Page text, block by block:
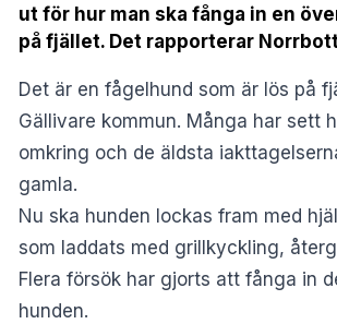
ut för hur man ska fånga in en
på fjället. Det rapporterar
Det är en fågelhund som är lös på
Gällivare kommun. Många har sett
omkring och de äldsta
gamla.
Nu ska hunden lockas fram med
som laddats med grillkyckling,
Flera försök har gjorts att fånga in
hunden.